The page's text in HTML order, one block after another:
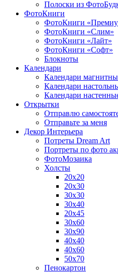
Полоски из
ФотоКниги
ФотоКниги
ФотоКниги «Слим»
ФотоКниги «Лайт»
ФотоКниги «Софт»
Блокноты
Календари
Календари
Календари
Календари
Открытки
Отправлю
Отправьте за меня
Декор Интерьера
Потреты Dream Art
Портреты по фото
ФотоМозаика
Холсты
20х20
20х30
30х30
30х40
20х45
30х60
30х90
40х40
40х60
50х70
Пенокартон